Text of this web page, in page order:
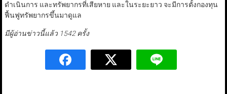
ดำเนินการ และทรัพยากรที่เสียหาย และในระยะยาว จะมีการตั้งกองทุน
ฟื้นฟูทรัพยากรขึ้นมาดูแล
มีผู้อ่านข่าวนี้แล้ว 1542 ครั้ง